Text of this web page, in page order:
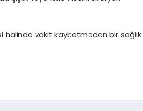
halinde vakit kaybetmeden bir sağlık